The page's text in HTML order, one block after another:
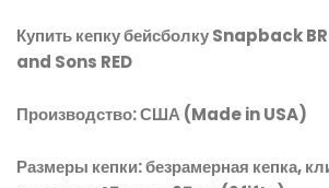
Купить кепку бейсболку Snapback
and Sons RED
Производство: США (Made in USA)
Размеры кепки: безрамерная кепка,